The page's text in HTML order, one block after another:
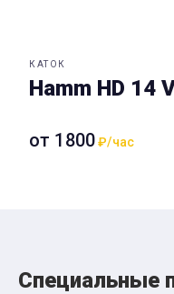
КАТОК
Hamm HD 14
от 1800₽/час
Специальные